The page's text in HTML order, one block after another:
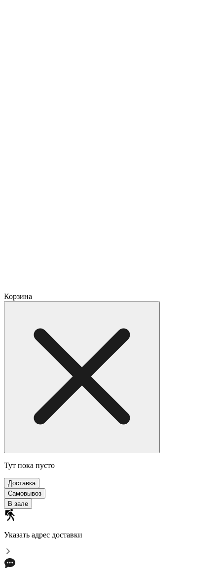
Корзина
Тут пока пусто
Доставка
Самовывоз
В зале
Указать адрес доставки